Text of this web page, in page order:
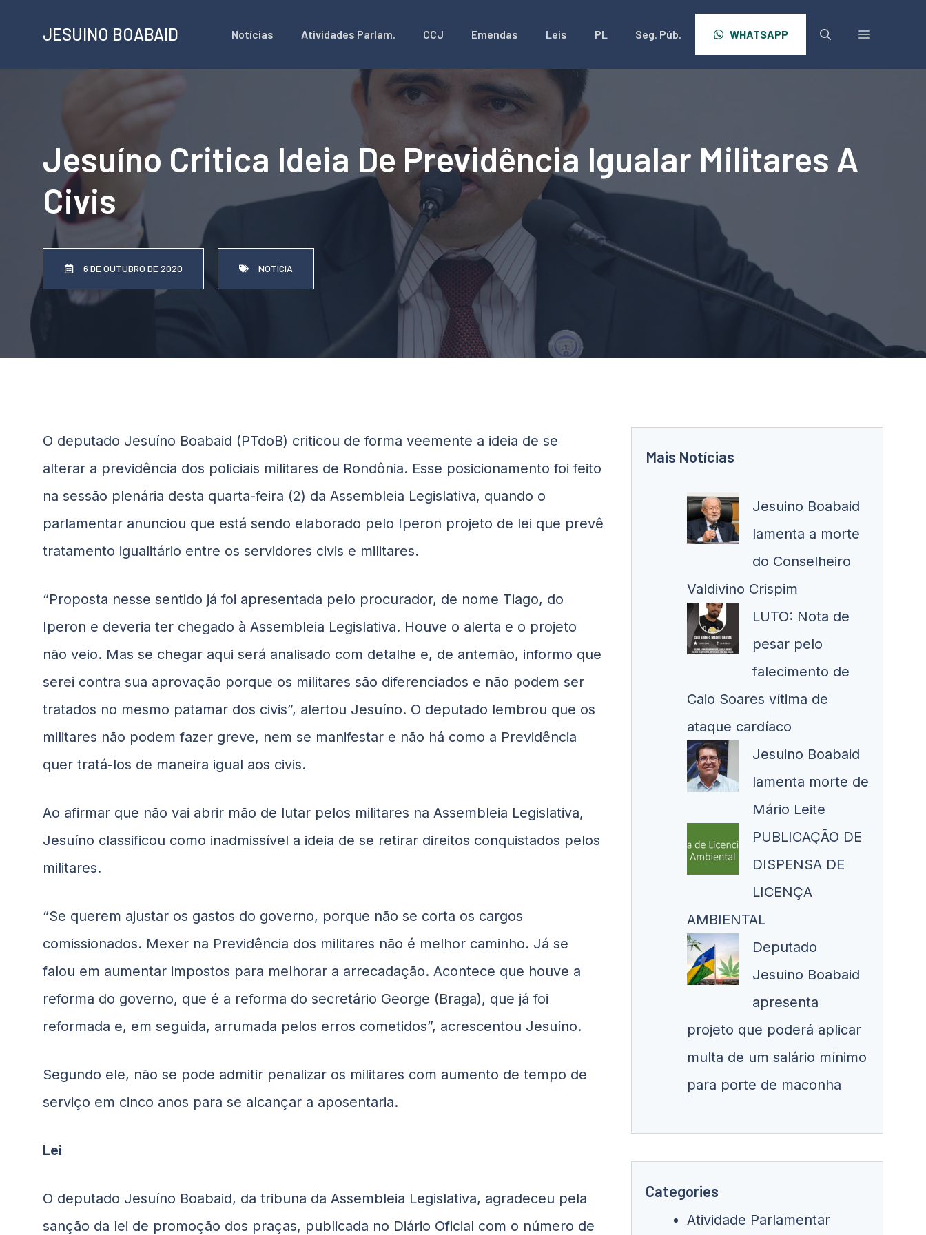
o
JESUINO BOABAID Notícias Atividades Parlam. CCJ Emendas Leis PL Seg. Púb. WHATSAPP
Jesuíno Critica Ideia De Previdência Igualar Militares A
Civis
6 DE OUTUBRO DE 2020 NOTÍCIA
O deputado Jesuíno Boabaid (PTdoB) criticou de forma veemente a ideia de se
alterar a previdência dos policiais militares de Rondônia. Esse posicionamento foi feito
na sessão plenária desta quarta-feira (2) da Assembleia Legislativa, quando o
parlamentar anunciou que está sendo elaborado pelo Iperon projeto de lei que prevê
tratamento igualitário entre os servidores civis e militares.
“Proposta nesse sentido já foi apresentada pelo procurador, de nome Tiago, do
Iperon e deveria ter chegado à Assembleia Legislativa. Houve o alerta e o projeto
não veio. Mas se chegar aqui será analisado com detalhe e, de antemão, informo que
serei contra sua aprovação porque os militares são diferenciados e não podem ser
tratados no mesmo patamar dos civis”, alertou Jesuíno. O deputado lembrou que os
militares não podem fazer greve, nem se manifestar e não há como a Previdência
quer tratá-los de maneira igual aos civis.
Ao afirmar que não vai abrir mão de lutar pelos militares na Assembleia Legislativa,
Jesuíno classificou como inadmissível a ideia de se retirar direitos conquistados pelos
militares.
“Se querem ajustar os gastos do governo, porque não se corta os cargos
comissionados. Mexer na Previdência dos militares não é melhor caminho. Já se
falou em aumentar impostos para melhorar a arrecadação. Acontece que houve a
reforma do governo, que é a reforma do secretário George (Braga), que já foi
reformada e, em seguida, arrumada pelos erros cometidos”, acrescentou Jesuíno.
Segundo ele, não se pode admitir penalizar os militares com aumento de tempo de
serviço em cinco anos para se alcançar a aposentaria.
Lei
O deputado Jesuíno Boabaid, da tribuna da Assembleia Legislativa, agradeceu pela
sanção da lei de promoção dos praças, publicada no Diário Oficial com o número de
Mais Notícias
Jesuino Boabaid
lamenta a morte
do Conselheiro
Valdivino Crispim
LUTO: Nota de
pesar pelo
falecimento de
Caio Soares vítima de
ataque cardíaco
Jesuino Boabaid
lamenta morte de
Mário Leite
PUBLICAÇÃO DE
DISPENSA DE
LICENÇA
AMBIENTAL
Deputado
Jesuino Boabaid
apresenta
projeto que poderá aplicar
multa de um salário mínimo
para porte de maconha
Categories
Atividade Parlamentar